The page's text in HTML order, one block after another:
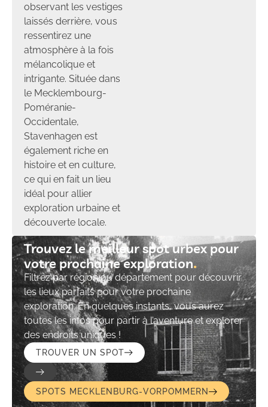
observant les vestiges
laissés derrière, vous
ressentirez une
atmosphère à la fois
mélancolique et
intrigante. Située dans
le Mecklembourg-
Poméranie-
Occidentale,
Stavenhagen est
également riche en
histoire et en culture,
ce qui en fait un lieu
idéal pour allier
exploration urbaine et
découverte locale.
Trouvez le meilleur spot urbex pour
votre prochaine exploration​
Filtrez par région ou département pour découvrir
les lieux parfaits pour votre prochaine
exploration. En quelques instants, vous aurez
toutes les infos pour partir à l’aventure et explorer
des endroits uniques !
TROUVER UN SPOT
SPOTS MECKLENBURG-VORPOMMERN